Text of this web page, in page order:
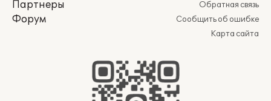
Партнеры
Форум
Обратная связь
Сообщить об ошибке
Карта сайта